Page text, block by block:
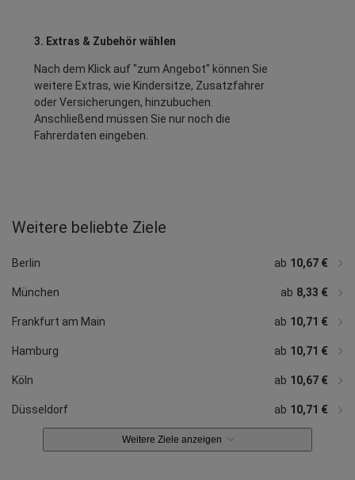
3. Extras & Zubehör wählen
Nach dem Klick auf "zum Angebot" können Sie
weitere Extras, wie Kindersitze, Zusatzfahrer
oder Versicherungen, hinzubuchen.
Anschließend müssen Sie nur noch die
Fahrerdaten eingeben.
Weitere beliebte Ziele
Berlin ab 10,67 €
München ab 8,33 €
Frankfurt am Main ab 10,71 €
Hamburg ab 10,71 €
Köln ab 10,67 €
Düsseldorf ab 10,71 €
Stuttgart
Hannover
Nürnberg
Bremen
Leipzig
Dortmund
Dresden
Essen
Bonn
Darmstadt
Heidelberg
Rostock
Osnabrück
Memmingen
Hahn
Weitere Ziele anzeigen